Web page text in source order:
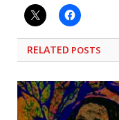
RELATED POSTS